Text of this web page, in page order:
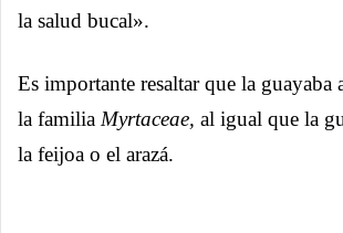
la salud bucal».
Es importante resaltar que la guayaba
la familia Myrtaceae, al igual que la
la feijoa o el arazá.